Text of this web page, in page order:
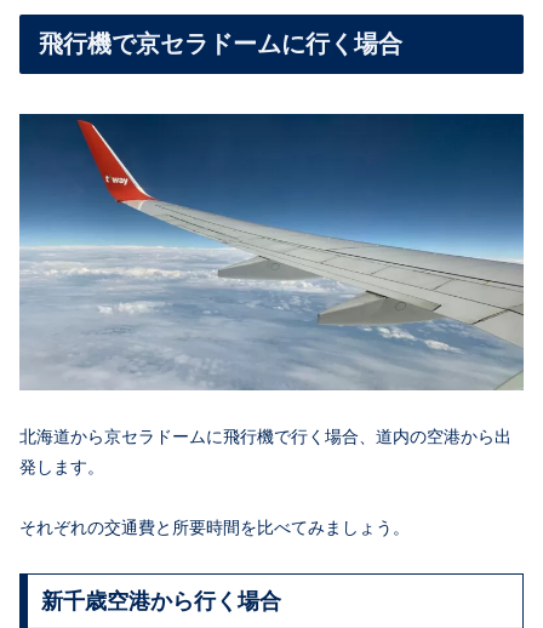
飛行機で京セラドームに行く場合
北海道から京セラドームに飛行機で行く場合、道内の空港から出
発します。
それぞれの交通費と所要時間を比べてみましょう。
新千歳空港から行く場合